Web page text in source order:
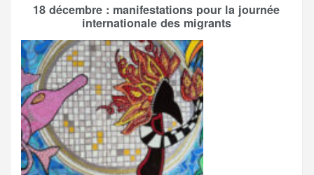
18 décembre : manifestations pour la journée
internationale des migrants